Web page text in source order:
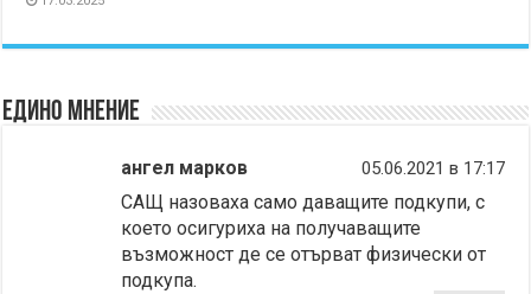
Едино мнение
ангел марков 05.06.2021 в 17:17
САЩ назоваха само даващите подкупи, с
което осигуриха на получаващите
възможност де се отърват физически от
подкупа.